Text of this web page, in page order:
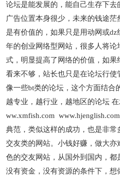
论坛是能发展的，能自己生存下
广告位置本身很少，未来的钱途
是有价值的，如果只是用动网或
年的创业网络型网站，很多人将
式，明显提高了网络的价值，如果
看来不够，站长也只是在论坛行使
像一些bt类的论坛，这个方面结合
越专业，越行业，越地区的论坛
ww.xmfish.com
典范，类似这样的成功，也是非常
交友类的网站。小钱好赚，做大
色的交友网站，从国外到国内，
没有资金，没有资源的条件下，